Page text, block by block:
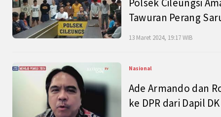
Polsek Cileungsi
Tawuran Perang
13 Maret 2024, 19:17 WIB
Nasional
Ade Armando dan
ke DPR dari Dapil